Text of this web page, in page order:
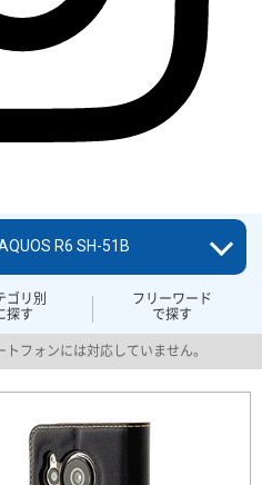
ゴリ別
探す
フリーワード
で探す
R6 SH-51B
フォンには対応していません。